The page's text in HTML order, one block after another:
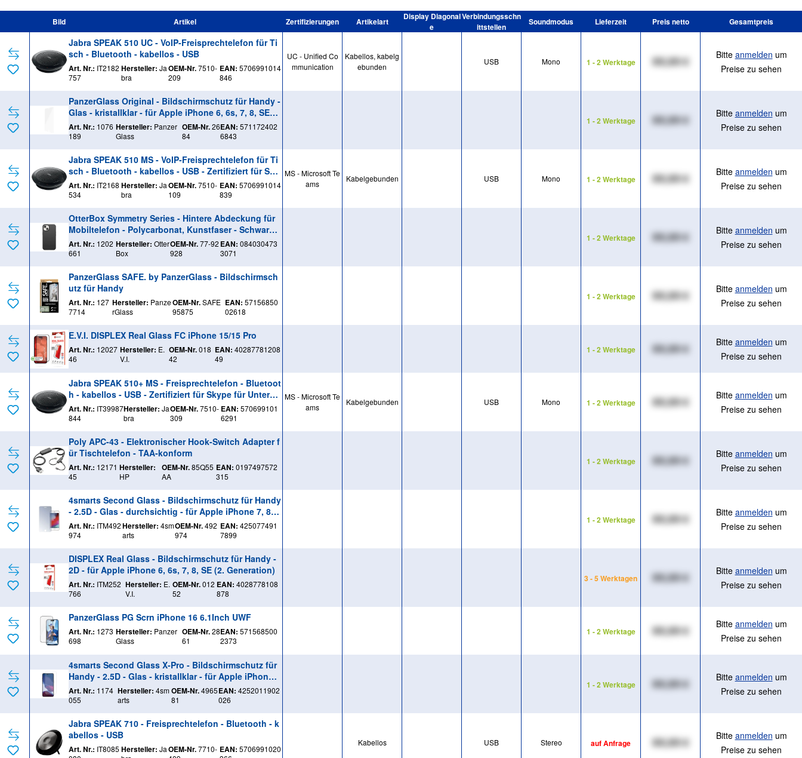
Bild Artikel Zertifizierungen Artikelart
Display Diagonal
e
Verbindungsschn
ittstellen
Soundmodus Lieferzeit Preis netto Gesamtpreis
Jabra SPEAK 510 UC - VoIP-Freisprechtelefon für Ti
sch - Bluetooth - kabellos - USB
Art. Nr.: IT2182
757
Hersteller: Ja
bra
OEM-Nr.7510-
209
EAN: 5706991014
846
UC - Unified Co
mmunication
Kabellos, kabelg
ebunden
USB Mono 1 - 2 Werktage XX,XX € Bitte anmelden um
Preise zu sehen
PanzerGlass Original - Bildschirmschutz für Handy -
Glas - kristallklar - für Apple iPhone 6, 6s, 7, 8, SE
(2. Generation)
Art. Nr.: 1076
189
Hersteller: Panzer
Glass
OEM-Nr. 26
84
EAN: 571172402
6843
1 - 2 Werktage XX,XX € Bitte anmelden um
Preise zu sehen
Jabra SPEAK 510 MS - VoIP-Freisprechtelefon für Ti
sch - Bluetooth - kabellos - USB - Zertifiziert für Sky
pe für Unternehmen
Art. Nr.: IT2168
534
Hersteller: Ja
bra
OEM-Nr.7510-
109
EAN: 5706991014
839
MS - Microsoft Te
ams
Kabelgebunden USB Mono 1 - 2 Werktage XX,XX € Bitte anmelden um
Preise zu sehen
OtterBox Symmetry Series - Hintere Abdeckung für
Mobiltelefon - Polycarbonat, Kunstfaser - Schwarz -
für Apple iPhone 13, 14, 15, 16e
Art. Nr.: 1202
661
Hersteller: Otter
Box
OEM-Nr.77-92
928
EAN: 084030473
3071
1 - 2 Werktage XX,XX € Bitte anmelden um
Preise zu sehen
PanzerGlass SAFE. by PanzerGlass - Bildschirmsch
utz für Handy
Art. Nr.: 127
7714
Hersteller: Panze
rGlass
OEM-Nr.SAFE
95875
EAN: 57156850
02618
1 - 2 Werktage XX,XX € Bitte anmelden um
Preise zu sehen
E.V.I. DISPLEX Real Glass FC iPhone 15/15 Pro
Art. Nr.: 12027
46
Hersteller: E.
V.I.
OEM-Nr.018
42
EAN: 40287781208
49
1 - 2 Werktage XX,XX € Bitte anmelden um
Preise zu sehen
Jabra SPEAK 510+ MS - Freisprechtelefon - Bluetoot
h - kabellos - USB - Zertifiziert für Skype für Unterne
hmen
Art. Nr.: IT39987
844
Hersteller: Ja
bra
OEM-Nr.7510-
309
EAN: 570699101
6291
MS - Microsoft Te
ams
Kabelgebunden USB Mono 1 - 2 Werktage XX,XX € Bitte anmelden um
Preise zu sehen
Poly APC-43 - Elektronischer Hook-Switch Adapter f
ür Tischtelefon - TAA-konform
Art. Nr.: 12171
45
Hersteller:
HP
OEM-Nr.85Q55
AA
EAN: 0197497572
315
1 - 2 Werktage XX,XX € Bitte anmelden um
Preise zu sehen
4smarts Second Glass - Bildschirmschutz für Handy
- 2.5D - Glas - durchsichtig - für Apple iPhone 7, 8, S
E (2. Generation)
Art. Nr.: ITM492
974
Hersteller: 4sm
arts
OEM-Nr.492
974
EAN: 425077491
7899
1 - 2 Werktage XX,XX € Bitte anmelden um
Preise zu sehen
DISPLEX Real Glass - Bildschirmschutz für Handy -
2D - für Apple iPhone 6, 6s, 7, 8, SE (2. Generation)
Art. Nr.: ITM252
766
Hersteller: E.
V.I.
OEM-Nr.012
52
EAN: 4028778108
878
3 - 5 Werktagen XX,XX € Bitte anmelden um
Preise zu sehen
PanzerGlass PG Scrn iPhone 16 6.1Inch UWF
Art. Nr.: 1273
698
Hersteller: Panzer
Glass
OEM-Nr. 28
61
EAN: 571568500
2373
1 - 2 Werktage XX,XX € Bitte anmelden um
Preise zu sehen
4smarts Second Glass X-Pro - Bildschirmschutz für
Handy - 2.5D - Glas - kristallklar - für Apple iPhone 1
3, 13 Pro, 14
Art. Nr.: 1174
055
Hersteller: 4sm
arts
OEM-Nr. 4965
81
EAN: 4252011902
026
1 - 2 Werktage XX,XX € Bitte anmelden um
Preise zu sehen
Jabra SPEAK 710 - Freisprechtelefon - Bluetooth - k
abellos - USB
Art. Nr.: IT8085 Hersteller: JaOEM-Nr.7710- EAN: 5706991020
Kabellos USB Stereo auf Anfrage XX,XX € Bitte anmelden um
Preise zu sehen